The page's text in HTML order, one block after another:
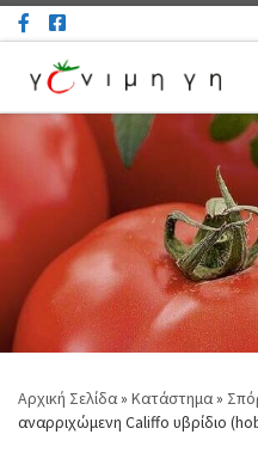
Μετάβαση στο περιεχόμενο
Αρχική Σελίδα» Κατάστημα»
αναρριχώμενη Califfo υβρίδιο